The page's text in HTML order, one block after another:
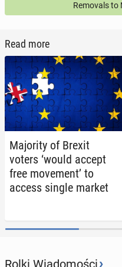
Removals to
Read more
Ma­jor­i­ty of Brexit
voters ‘would accept
free move­ment’ to
access single market
Rolki Wiadomości›